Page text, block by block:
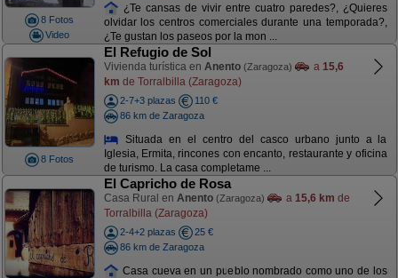
8 Fotos
Video
¿Te cansas de vivir entre cuatro paredes?, ¿Quieres
olvidar los centros comerciales durante una temporada?,
¿Te gustan los paseos por la mon ...
8 Fotos
El Refugio de Sol
Vivienda turística en Anento (Zaragoza) a 15,6
km de Torralbilla (Zaragoza)
2-7+3 plazas
110 €
86 km de Zaragoza
Situada en el centro del casco urbano junto a la
Iglesia, Ermita, rincones con encanto, restaurante y oficina
de turismo. La casa completame ...
El Capricho de Rosa
Casa Rural en Anento (Zaragoza) a 15,6 km de
Torralbilla (Zaragoza)
2-4+2 plazas
25 €
86 km de Zaragoza
Casa cueva en un pueblo nombrado como uno de los